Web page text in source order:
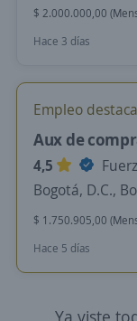
$ 2.000.000,00
Hace 3 días
Empleo
Aux de
4,5
Bogotá, D.C.,
$ 1.750.905,00
Hace 5 días
Ya viste